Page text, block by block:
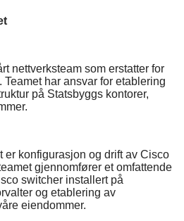
nettverksteam som erstatter for
har ansvar for etablering
på Statsbyggs kontorer,
er konfigurasjon og drift av Cisco
gjennomfører et omfattende
switcher installert på
og etablering av
eiendommer.